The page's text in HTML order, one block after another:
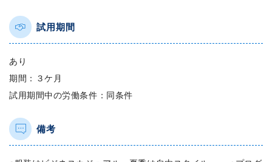
試用期間
あり
期間：３ケ月
試用期間中の労働条件：同条件
備考